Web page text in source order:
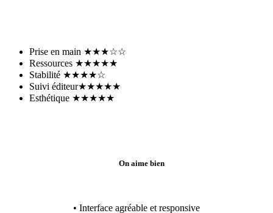
Prise en main ★★★☆☆
Ressources ★★★★★
Stabilité ★★★★☆
Suivi éditeur★★★★★
Esthétique ★★★★★
On aime bien
• Interface agréable et responsive